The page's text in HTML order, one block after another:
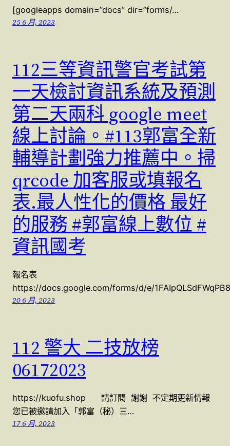
[googleapps domain=”docs” dir=”forms/…
25 6 月, 2023
112三等資訊警官考試第
一天檢討資訊系統及預測
第二天兩科 google meet
線上討論。#113郭富全新
輔導計劃強力推薦中。掃
qrcode 加客服或填報名
表.最人性化的價格 最好
的服務 #郭富線上數位 #
資訊國考
報名表
https://docs.google.com/forms/d/e/
20 6 月, 2023
112 警大 二技放榜
06172023
https://kuofu.shop 請訂閱 謝謝 不定期更新情報
您已被邀請加入「郭富（秘）三…
17 6 月, 2023